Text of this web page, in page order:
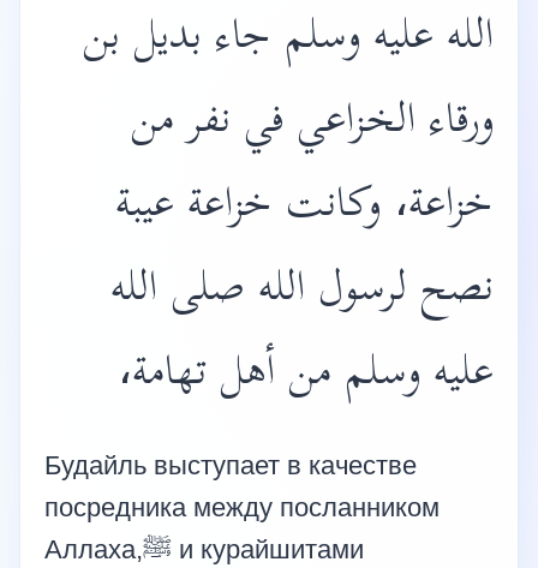
الله عليه وسلم جاء بديل بن
ورقاء الخزاعي في نفر من
خزاعة، وكانت خزاعة عيبة
نصح لرسول الله صلى الله
عليه وسلم من أهل تهامة،
Будайль выступает в качестве
посредника между посланником
Аллаха,ﷺ и курайшитами